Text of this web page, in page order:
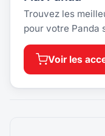
Trouvez les
pour votre Panda
Voir les